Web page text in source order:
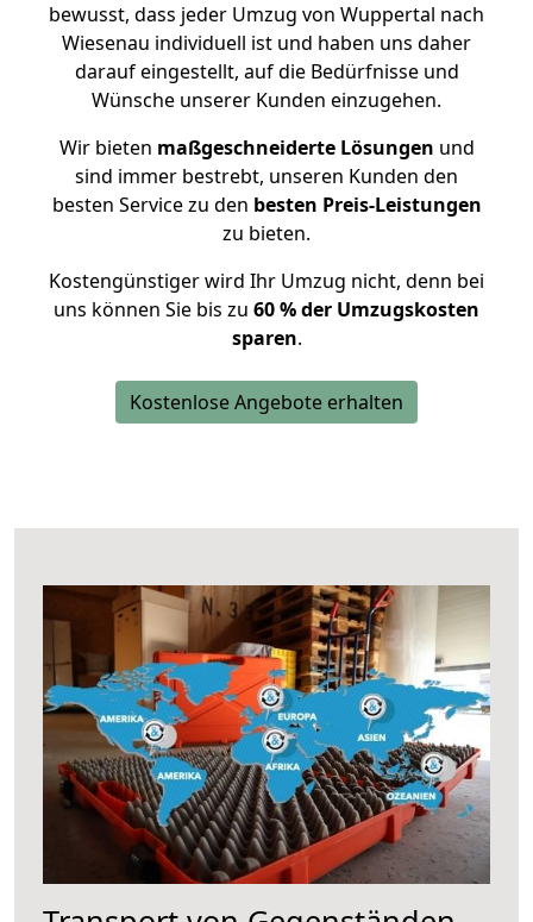
bewusst, dass jeder Umzug von Wuppertal nach
Wiesenau individuell ist und haben uns daher
darauf eingestellt, auf die Bedürfnisse und
Wünsche unserer Kunden einzugehen.
Wir bieten maßgeschneiderte Lösungen und
sind immer bestrebt, unseren Kunden den
besten Service zu den besten Preis-Leistungen
zu bieten.
Kostengünstiger wird Ihr Umzug nicht, denn bei
uns können Sie bis zu 60 % der Umzugskosten
sparen.
Kostenlose Angebote erhalten